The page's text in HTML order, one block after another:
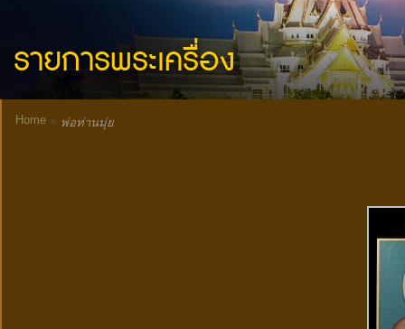
รายการพระเครื่อง
Home » พ่อท่านมุ่ย